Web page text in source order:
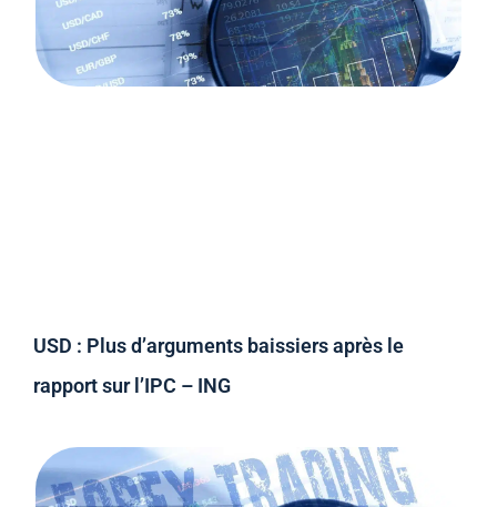
USD : Plus d’arguments baissiers après le
rapport sur l’IPC – ING